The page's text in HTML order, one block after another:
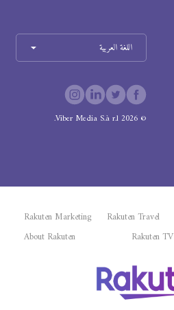
اللغة العربية
©
2026
Viber Media S.à r.l.
Rakuten Travel
Rakuten Marketing
Rakuten TV
About Rakuten